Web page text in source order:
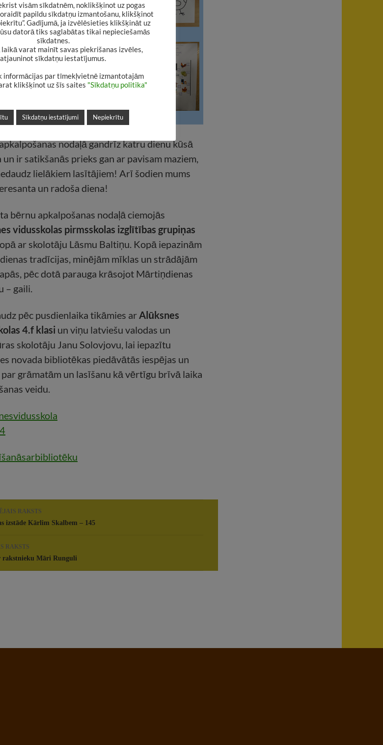
nodaļā gandrīz katru dienu kūsā
ir satikšanās prieks gan ar pavisam maziem,
lielākiem lasītājiem! Arī šodien mums
un radoša diena!
bērnu apkalpošanas nodaļā ciemojās
vidusskolas pirmsskolas izglītības grupiņas
ar skolotāju Lāsmu Baltiņu. Kopā iepazinām
tradīcijas, minējām mīklas un strādājām
pēc dotā parauga krāsojot Mārtiņdienas
– gaili.
pēc pusdienlaika tikāmies arAlūksnes
4.f klasi un viņu latviešu valodas un
skolotāju Janu Solovjovu, lai iepazītu
novada bibliotēkas piedāvātās iespējas un
grāmatām un lasīšanu kā vērtīgu brīvā laika
veidu.
RAKSTS
izstāde Kārlim Skalbem – 145
RAKSTS
rakstnieku Māri Runguli
visām sīkdatnēm, noklikšķinot uz pogas
papildu sīkdatņu izmantošanu, klikšķinot
Gadījumā, ja izvēlēsieties klikšķināt uz
datorā tiks saglabātas tikai nepieciešamās
sīkdatnes.
laikā varat mainīt savas piekrišanas izvēles,
atjauninot sīkdatņu iestatījumus.
informācijas par tīmekļvietnē izmantotajām
klikšķinot uz šīs saites "Sīkdatņu politika"
Sīkdatņu iestatījumi Nepiekrītu